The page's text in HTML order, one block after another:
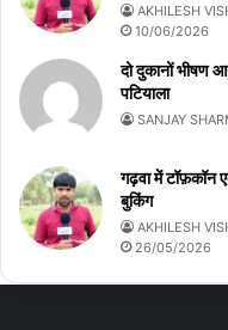
AKHILESH
10/06/2026
दो दुकानों
पटियाला
SANJAY
गढ़वा में टॉफ़कॉन
बुकिंग
AKHILESH
26/05/2026